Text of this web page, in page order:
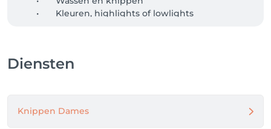
met een frisse look en een glimlach de deur uitgaat.
Diensten
Knippen Dames